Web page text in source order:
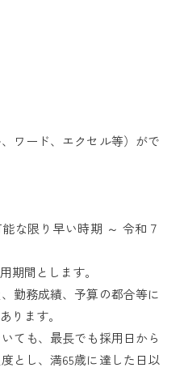
ワード、エクセル等）がで
な限り早い時期 ～ 令和７
期間とします。
勤務成績、予算の都合等に
ります。
ても、最長でも採用日から
とし、満65歳に達した日以